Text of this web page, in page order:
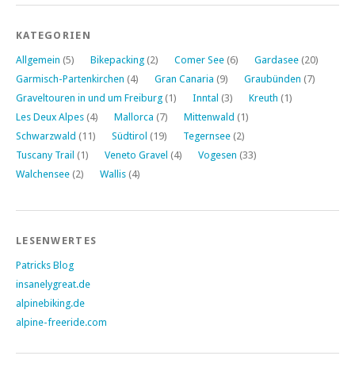
KATEGORIEN
Allgemein (5) Bikepacking (2) Comer See (6) Gardasee (20)
Garmisch-Partenkirchen (4) Gran Canaria (9) Graubünden (7)
Graveltouren in und um Freiburg (1) Inntal (3) Kreuth (1)
Les Deux Alpes (4) Mallorca (7) Mittenwald (1)
Schwarzwald (11) Südtirol (19) Tegernsee (2)
Tuscany Trail (1) Veneto Gravel (4) Vogesen (33)
Walchensee (2) Wallis (4)
LESENWERTES
Patricks Blog
insanelygreat.de
alpinebiking.de
alpine-freeride.com